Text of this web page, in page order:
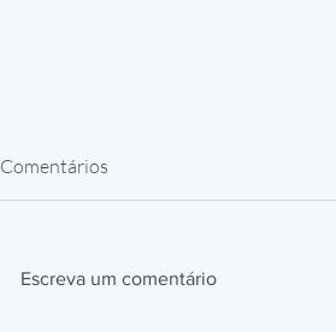
Comentários
Escreva um comentário